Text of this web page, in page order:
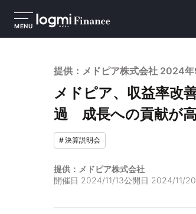
MENU
提供：メドピア株式会社 2024
メドピア、収益率改
過 成長への貢献が
#決算説明会
提供：メドピア株式会社
開催日 2024/11/13公開日 2024/11/20